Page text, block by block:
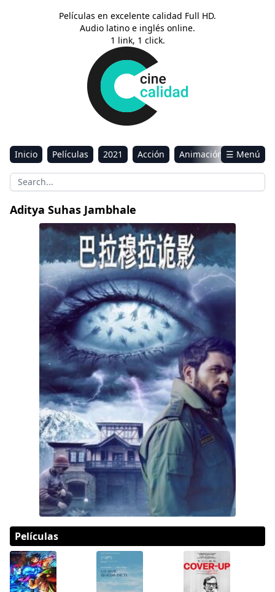
Películas en excelente calidad Full HD.
Audio latino e inglés online.
1 link, 1 click.
Inicio Películas 2021 Acción
Animación
Aventura
Ciencia ficción Comedia
Drama
Sci-Fi & Fantasy
☰ Menú
Aditya Suhas Jambhale
Baramulla
Películas